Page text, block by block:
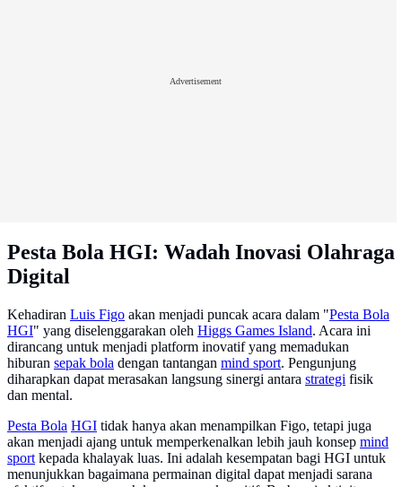
Advertisement
Pesta Bola HGI: Wadah Inovasi Olahraga
Digital
Kehadiran Luis Figo akan menjadi puncak acara dalam "Pesta Bola
HGI" yang diselenggarakan oleh Higgs Games Island. Acara ini
dirancang untuk menjadi platform inovatif yang memadukan
hiburan sepak bola dengan tantangan mind sport. Pengunjung
diharapkan dapat merasakan langsung sinergi antara strategi fisik
dan mental.
Pesta Bola HGI tidak hanya akan menampilkan Figo, tetapi juga
akan menjadi ajang untuk memperkenalkan lebih jauh konsep mind
sport kepada khalayak luas. Ini adalah kesempatan bagi HGI untuk
menunjukkan bagaimana permainan digital dapat menjadi sarana